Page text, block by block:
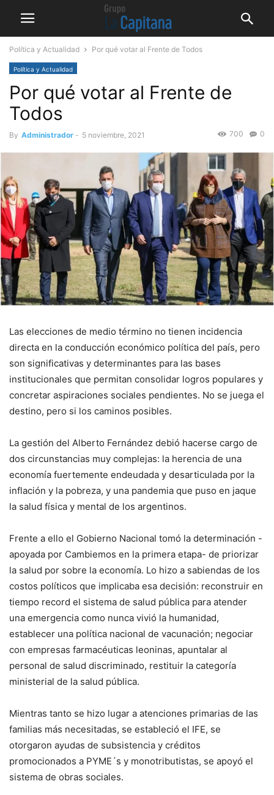
Política y Actualidad Por qué votar al Frente de Todos
Política y Actualidad
Por qué votar al Frente de
Todos
By Administrador - 5 noviembre, 2021 0
700
Las elecciones de medio término no tienen incidencia
directa en la conducción económico política del país, pero
son significativas y determinantes para las bases
institucionales que permitan consolidar logros populares y
concretar aspiraciones sociales pendientes. No se juega el
destino, pero si los caminos posibles.
La gestión del Alberto Fernández debió hacerse cargo de
dos circunstancias muy complejas: la herencia de una
economía fuertemente endeudada y desarticulada por la
inflación y la pobreza, y una pandemia que puso en jaque
la salud física y mental de los argentinos.
Frente a ello el Gobierno Nacional tomó la determinación -
apoyada por Cambiemos en la primera etapa- de priorizar
la salud por sobre la economía. Lo hizo a sabiendas de los
costos políticos que implicaba esa decisión: reconstruir en
tiempo record el sistema de salud pública para atender
una emergencia como nunca vivió la humanidad,
establecer una política nacional de vacunación; negociar
con empresas farmacéuticas leoninas, apuntalar al
personal de salud discriminado, restituir la categoría
ministerial de la salud pública.
Mientras tanto se hizo lugar a atenciones primarias de las
familias más necesitadas, se estableció el IFE, se
otorgaron ayudas de subsistencia y créditos
promocionados a PYME´s y monotributistas, se apoyó el
sistema de obras sociales.